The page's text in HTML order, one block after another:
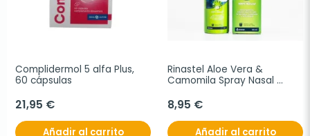
Complidermol 5 alfa Plus,
60 cápsulas
21,95 €
Añadir al carrito
Rinastel Aloe Vera &
Camomila Spray Nasal
8,95 €
Añadir al carrito